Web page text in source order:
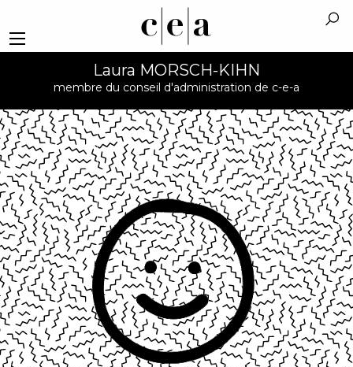
Laura MORSCH-KIHN
membre du conseil d'administration de c-e-a